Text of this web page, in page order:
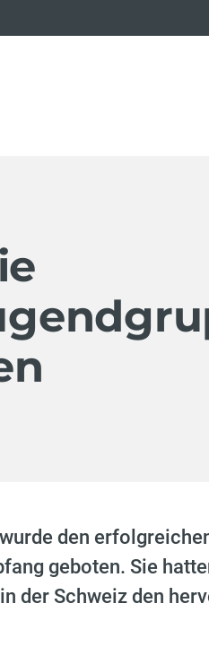
den
geboten. Sie
der Schweiz den